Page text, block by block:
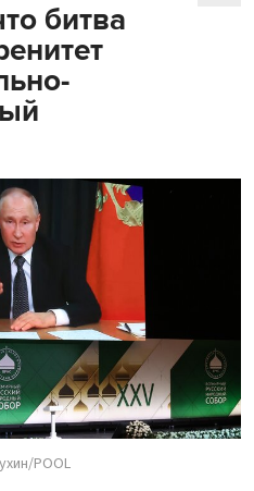
битва
POOL